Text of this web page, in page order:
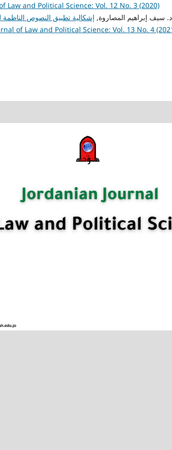
Law and Political Science: Vol. 12 No. 3 (2020)
admin admin, د. سيف إبراهيم المصاروة, إشكالية تطبيق النصوص الناظمة
of Law and Political Science: Vol. 13 No. 4